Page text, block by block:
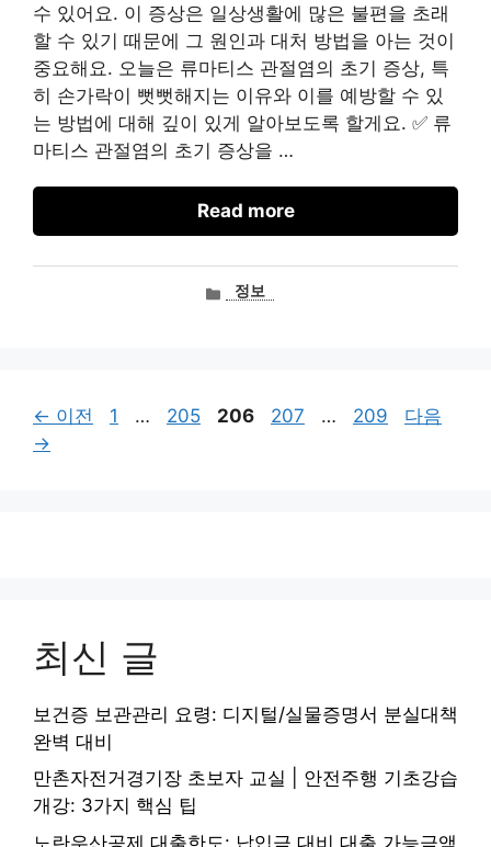
수 있어요. 이 증상은 일상생활에 많은 불편을 초래
할 수 있기 때문에 그 원인과 대처 방법을 아는 것이
중요해요. 오늘은 류마티스 관절염의 초기 증상, 특
히 손가락이 뻣뻣해지는 이유와 이를 예방할 수 있
는 방법에 대해 깊이 있게 알아보도록 할게요. ✅ 류
마티스 관절염의 초기 증상을 …
Read more
카정보
← 이전
페
1 …
페
205
페
206
페
207 …
페
209
다음
→
최신 글
보건증 보관관리 요령: 디지털/실물증명서 분실대책
완벽 대비
만촌자전거경기장 초보자 교실 | 안전주행 기초강습
개강: 3가지 핵심 팁
노란우산공제 대출한도: 납입금 대비 대출 가능금액